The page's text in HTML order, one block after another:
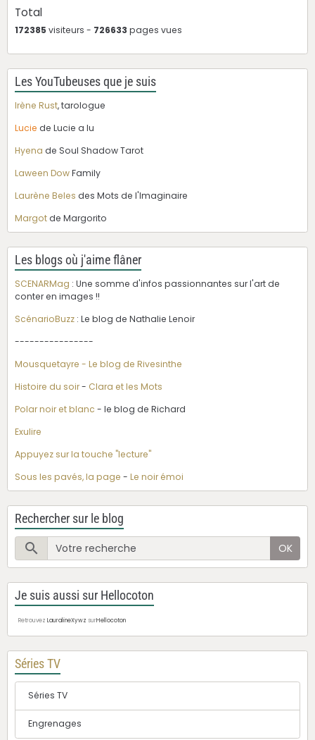
Total
172385 visiteurs - 726633 pages vues
Les YouTubeuses que je suis
Irène Rust, tarologue
Lucie de Lucie a lu
Hyena de Soul Shadow Tarot
Laween DowFamily
Laurène Beles des Mots de l'Imaginaire
Margotde Margorito
Les blogs où j'aime flâner
SCENARMag : Une somme d'infos passionnantes sur l'art de
conter en images !!
ScénarioBuzz : Le blog de Nathalie Lenoir
----------------
Mousquetayre - Le blog de Rivesinthe
Histoire du soir- Clara et les Mots
Polar noir et blanc - le blog de Richard
Exulire
Appuyez sur la touche "lecture"
Sous les pavés, la page - Le noir émoi
Rechercher sur le blog
OK
Je suis aussi sur Hellocoton
Retrouvez LauralineXywz surHellocoton
Séries TV
Séries TV
Engrenages